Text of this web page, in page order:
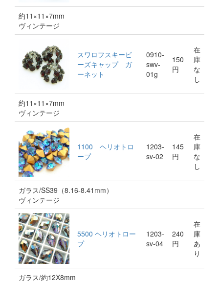
約11×11×7mm
ヴィンテージ
スワロフスキービ
ーズキャップ ガ
ーネット
0910-
swv-
01g
150
円
在
庫
な
し
約11×11×7mm
ヴィンテージ
1100 ヘリオトロ
ープ
1203-
sv-02
145
円
在
庫
な
し
ガラス/SS39（8.16-8.41mm）
ヴィンテージ
5500 ヘリオトロー
プ
1203-
sv-04
240
円
在
庫
あ
り
ガラス/約12X8mm